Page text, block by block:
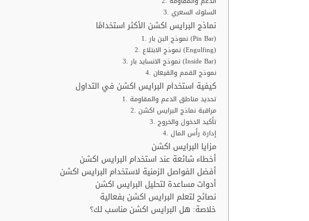
3. السلوك السعري
نماذج البرايس اكشن الأكثر استخدامًا
1. نموذج البن بار (Pin Bar)
2. نموذج الابتلاع (Engulfing)
3. نموذج الانسايد بار (Inside Bar)
4. نموذج القمم والقيعان
كيفية استخدام البرايس اكشن في التداول
1. تحديد مناطق الدعم والمقاومة
2. مراقبة نماذج البرايس اكشن
3. تأكيد الدخول والخروج
4. إدارة رأس المال
مزايا البرايس اكشن
أخطاء شائعة عند استخدام البرايس اكشن
أفضل الفواصل الزمنية لاستخدام البرايس اكشن
أدوات مساعدة لتحليل البرايس اكشن
نصائح لتعلم البرايس اكشن بفعالية
خلاصة: هل البرايس اكشن مناسب لك؟